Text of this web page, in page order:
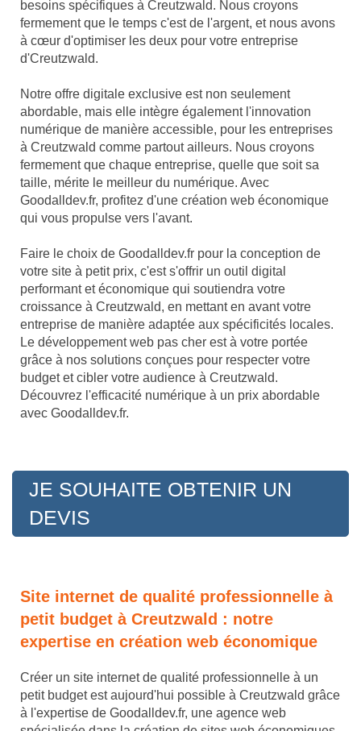
besoins spécifiques à Creutzwald. Nous croyons
fermement que le temps c'est de l'argent, et nous avons
à cœur d'optimiser les deux pour votre entreprise
d'Creutzwald.
Notre offre digitale exclusive est non seulement
abordable, mais elle intègre également l'innovation
numérique de manière accessible, pour les entreprises
à Creutzwald comme partout ailleurs. Nous croyons
fermement que chaque entreprise, quelle que soit sa
taille, mérite le meilleur du numérique. Avec
Goodalldev.fr, profitez d'une création web économique
qui vous propulse vers l'avant.
Faire le choix de Goodalldev.fr pour la conception de
votre site à petit prix, c'est s'offrir un outil digital
performant et économique qui soutiendra votre
croissance à Creutzwald, en mettant en avant votre
entreprise de manière adaptée aux spécificités locales.
Le développement web pas cher est à votre portée
grâce à nos solutions conçues pour respecter votre
budget et cibler votre audience à Creutzwald.
Découvrez l'efficacité numérique à un prix abordable
avec Goodalldev.fr.
JE SOUHAITE OBTENIR UN
DEVIS
Site internet de qualité professionnelle à
petit budget à Creutzwald : notre
expertise en création web économique
Créer un site internet de qualité professionnelle à un
petit budget est aujourd'hui possible à Creutzwald grâce
à l'expertise de Goodalldev.fr, une agence web